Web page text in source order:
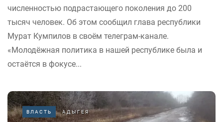
численностью подрастающего поколения до 200
тысяч человек. Об этом сообщил глава республики
Мурат Кумпилов в своём телеграм-канале.
«Молодёжная политика в нашей республике была и
остаётся в фокусе...
ВЛАСТЬ АДЫГЕЯ